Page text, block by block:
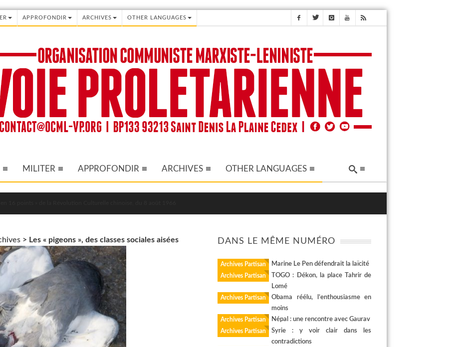
APPROFONDIR ARCHIVES OTHER LANGUAGES
MILITER APPROFONDIR ARCHIVES OTHER LANGUAGES
> Les « pigeons », des classes sociales aisées DANS LE MÊME NUMÉRO
Archives Partisan Marine Le Pen défendrait la laïcité
Archives Partisan
TOGO : Dékon, la place Tahrir de
Lomé
Archives Partisan
Obama réélu, l’enthousiasme en
moins
Archives Partisan Népal : une rencontre avec Gaurav
Archives Partisan
Syrie : y voir clair dans les
contradictions